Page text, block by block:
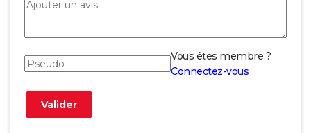
Vous êtes membre ?
Connectez-vous